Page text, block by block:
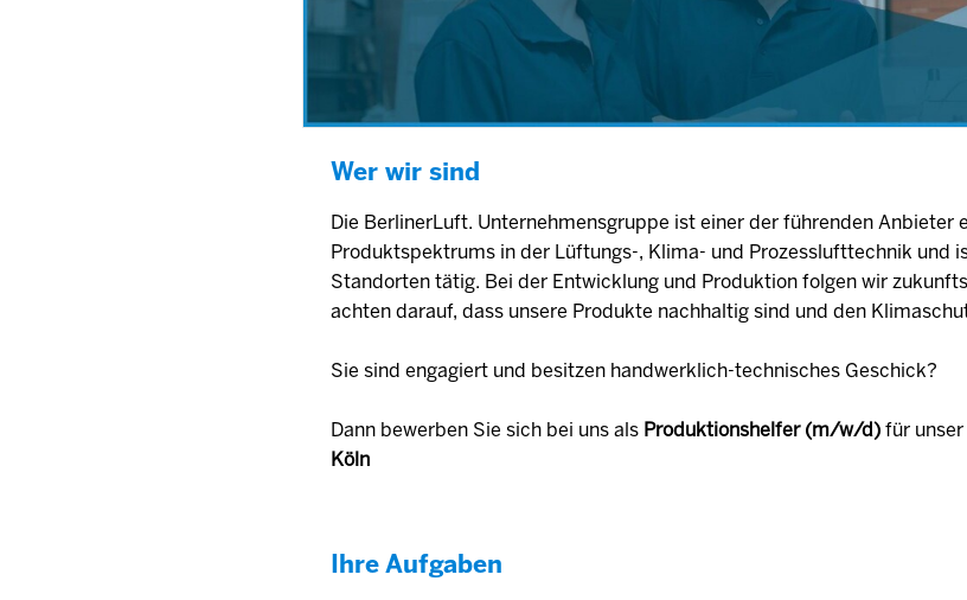
Wer wir sind
Die BerlinerLuft. Unternehmensgruppe ist einer der führenden Anbieter
Produktspektrums in der Lüftungs-, Klima- und Prozesslufttechnik und
Standorten tätig. Bei der Entwicklung und Produktion folgen wir
achten darauf, dass unsere Produkte nachhaltig sind und den
Sie sind engagiert und besitzen handwerklich-technisches Geschick?
Dann bewerben Sie sich bei uns als Produktionshelfer (m/w/d) für
Köln
Ihre Aufgaben